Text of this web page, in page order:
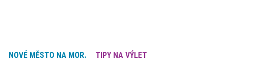
NOVÉ MĚSTO NA MOR.
TIPY NA VÝLET